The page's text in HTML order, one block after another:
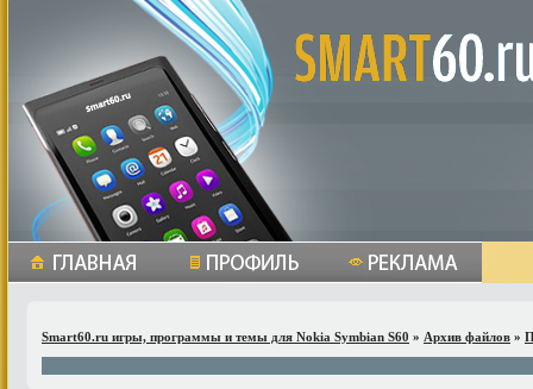
Smart60.ru игры, программы и темы для Nokia Symbian S60 » Архив файлов »